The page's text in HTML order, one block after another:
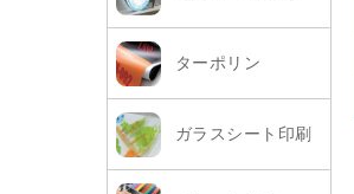
ターポリン
ガラスシート印刷